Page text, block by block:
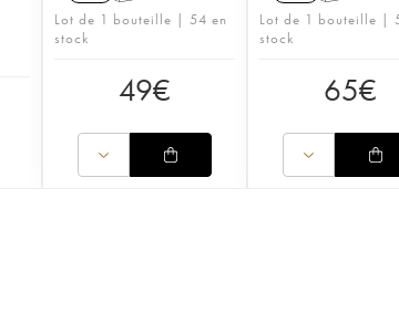
Lot de 1 bouteille | 54 en
stock
49€
Lot de 1 bouteille |
stock
65€